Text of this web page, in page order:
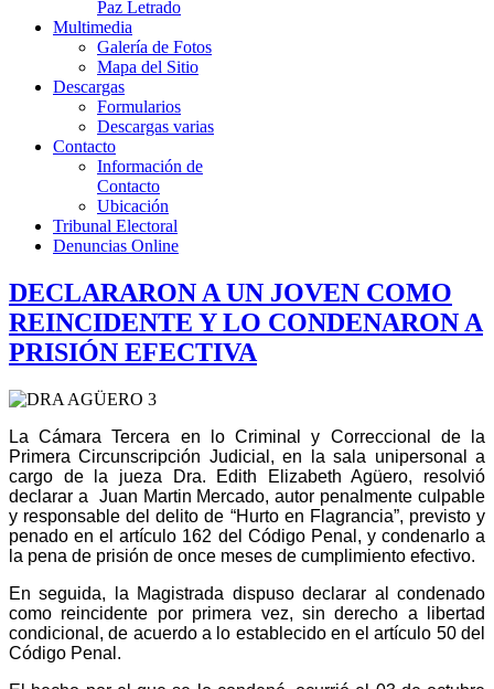
Paz Letrado
Multimedia
Galería de Fotos
Mapa del Sitio
Descargas
Formularios
Descargas varias
Contacto
Información de
Contacto
Ubicación
Tribunal Electoral
Denuncias Online
DECLARARON A UN JOVEN COMO
REINCIDENTE Y LO CONDENARON A
PRISIÓN EFECTIVA
La Cámara Tercera en lo Criminal y Correccional de la
Primera Circunscripción Judicial, en la sala unipersonal a
cargo de la jueza Dra. Edith Elizabeth Agüero, resolvió
declarar a Juan Martin Mercado, autor penalmente culpable
y responsable del delito de “Hurto en Flagrancia”, previsto y
penado en el artículo 162 del Código Penal, y condenarlo a
la pena de prisión de once meses de cumplimiento efectivo.
En seguida, la Magistrada dispuso declarar al condenado
como reincidente por primera vez, sin derecho a libertad
condicional, de acuerdo a lo establecido en el artículo 50 del
Código Penal.